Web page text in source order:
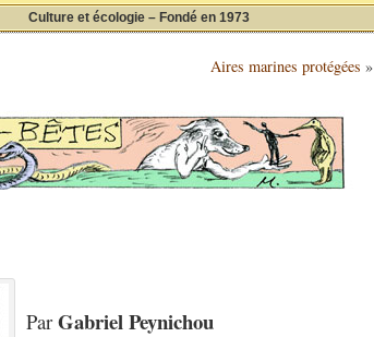
Culture et écologie – Fondé en 1973
Aires marines protégées »
Par Gabriel Peynichou